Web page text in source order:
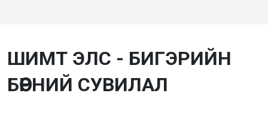
ШИМТ ЭЛС - БИГЭРИЙН
БӨӨРНИЙ СУВИЛАЛ